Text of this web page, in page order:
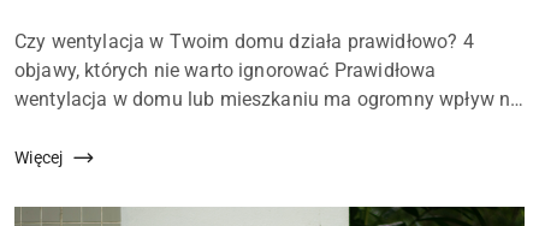
Treść
artykułu:
Czy wentylacja w Twoim domu działa prawidłowo? 4
objawy, których nie warto ignorować Prawidłowa
wentylacja w domu lub mieszkaniu ma ogromny wpływ na
powietrza we wnętrzach. Jej podstawowym zadani...
Więcej